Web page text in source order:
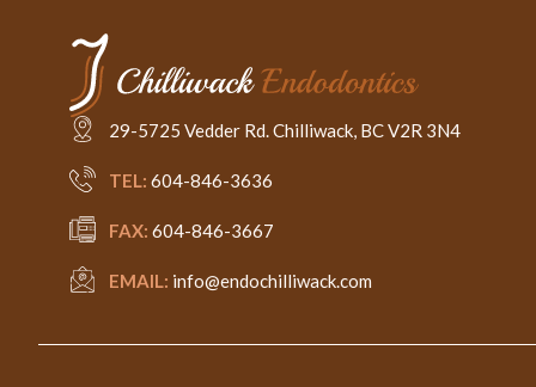
29-5725 Vedder Rd. Chilliwack, BC V2R 3N4
TEL: 604-846-3636
FAX: 604-846-3667
EMAIL: info@endochilliwack.com